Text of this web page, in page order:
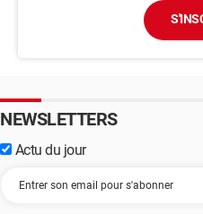
NEWSLETTERS
Actu du jour